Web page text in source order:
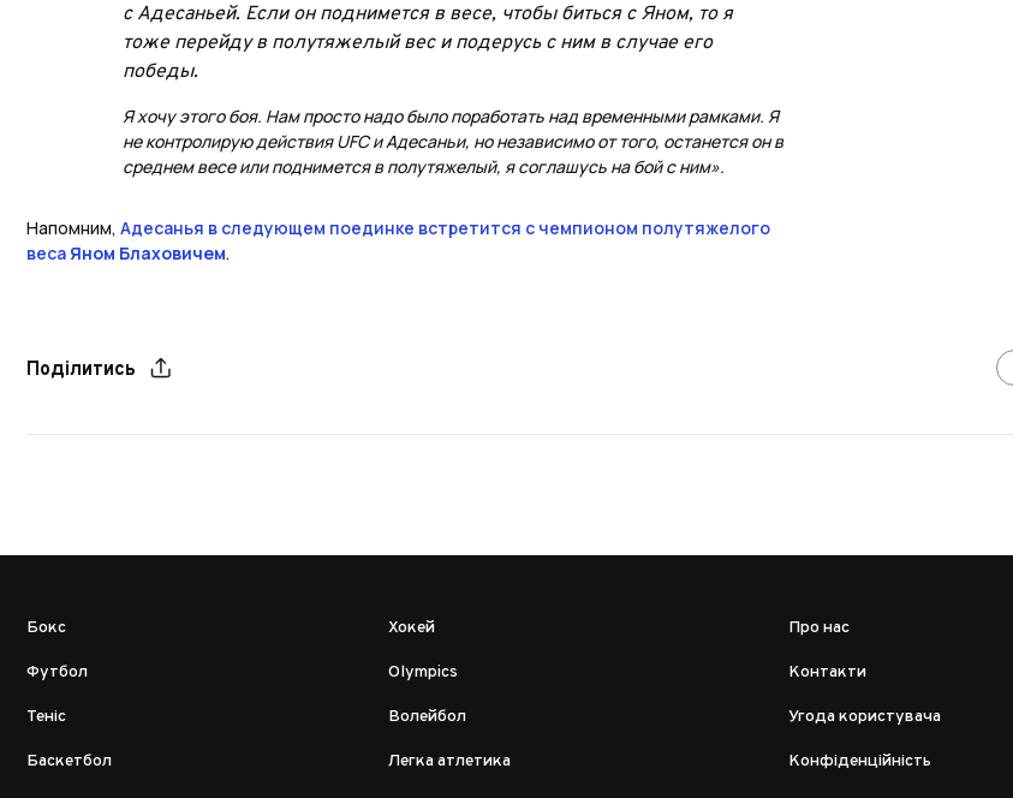
с Адесаньей. Если он поднимется в весе, чтобы биться с Яном, то я
тоже перейду в полутяжелый вес и подерусь с ним в случае его
победы.
Я хочу этого боя. Нам просто надо было поработать над временными рамками. Я
не контролирую действия UFC и Адесаньи, но независимо от того, останется он в
среднем весе или поднимется в полутяжелый, я соглашусь на бой с ним».
Напомним, Адесанья в следующем поединке встретится с чемпионом полутяжелого
веса Яном Блаховичем.
Поділитись
Бокс
Футбол
Теніс
Баскетбол
Хокей
Olympics
Волейбол
Легка атлетика
Про нас
Контакти
Угода користувача
Конфіденційність